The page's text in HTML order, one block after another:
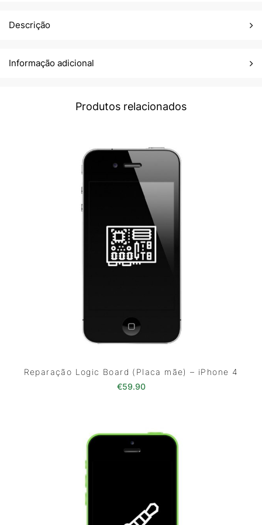
Descrição
Informação adicional
Produtos relacionados
Reparação Logic Board (Placa mãe) – iPhone 4
€59.90